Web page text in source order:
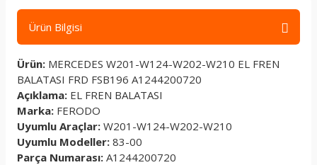
Ürün Bilgisi
Ürün: MERCEDES W201-W124-W202-W210 EL FREN
BALATASI FRD FSB196 A1244200720
Açıklama: EL FREN BALATASI
Marka: FERODO
Uyumlu Araçlar: W201-W124-W202-W210
Uyumlu Modeller: 83-00
Parça Numarası: A1244200720